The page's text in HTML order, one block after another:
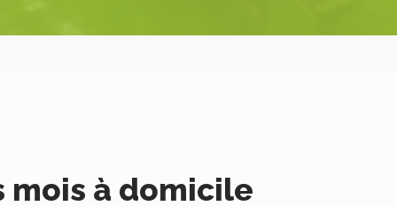
mois à domicile